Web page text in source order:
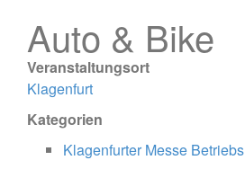
Auto & Bike
Veranstaltungsort
Klagenfurt
Kategorien
Klagenfurter Messe